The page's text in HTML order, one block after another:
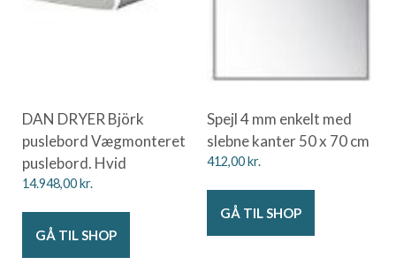
DAN DRYER Björk
puslebord Vægmonteret
puslebord. Hvid
14.948,00kr.
GÅ TIL SHOP
Spejl 4 mm enkelt med
slebne kanter 50 x 70 cm
412,00kr.
GÅ TIL SHOP